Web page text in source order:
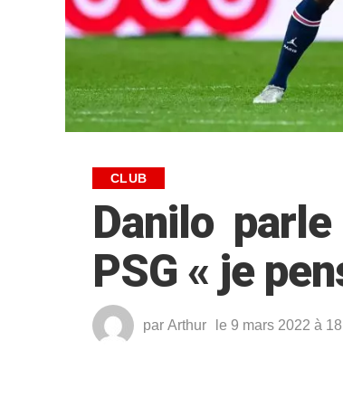
CLUB
Danilo
PSG « je
par Arthur le 9 mars 2022 à